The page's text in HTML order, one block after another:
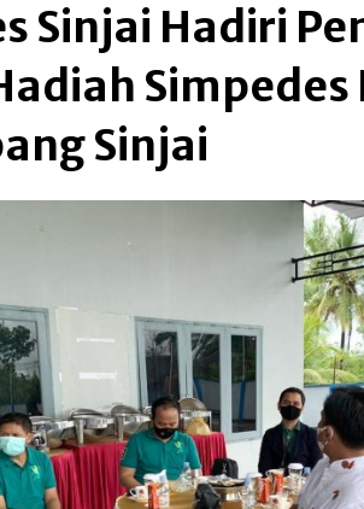
Sinjai Hadiri
Simpedes
Sinjai